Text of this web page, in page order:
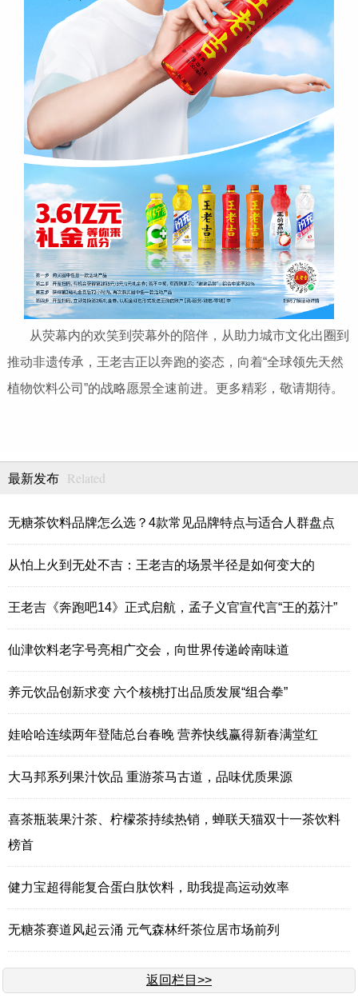
从荧幕内的欢笑到荧幕外的陪伴，从助力城市文化出圈到
推动非遗传承，王老吉正以奔跑的姿态，向着“全球领先天然
植物饮料公司”的战略愿景全速前进。更多精彩，敬请期待。
最新发布 Related
无糖茶饮料品牌怎么选？4款常见品牌特点与适合人群盘点
从怕上火到无处不吉：王老吉的场景半径是如何变大的
王老吉《奔跑吧14》正式启航，孟子义官宣代言“王的荔汁”
仙津饮料老字号亮相广交会，向世界传递岭南味道
养元饮品创新求变 六个核桃打出品质发展“组合拳”
娃哈哈连续两年登陆总台春晚 营养快线赢得新春满堂红
大马邦系列果汁饮品 重游茶马古道，品味优质果源
喜茶瓶装果汁茶、柠檬茶持续热销，蝉联天猫双十一茶饮料
榜首
健力宝超得能复合蛋白肽饮料，助我提高运动效率
无糖茶赛道风起云涌 元气森林纤茶位居市场前列
返回栏目>>